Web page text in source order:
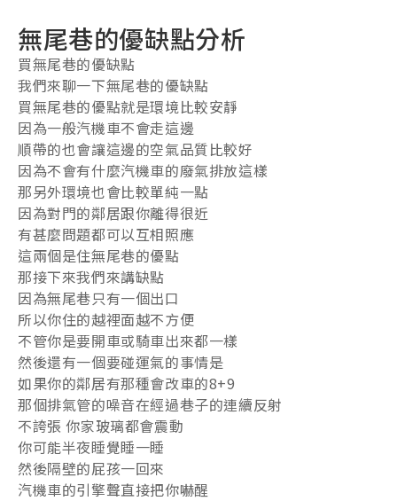
無尾巷的優缺點分析
買無尾巷的優缺點
我們來聊一下無尾巷的優缺點
買無尾巷的優點就是環境比較安靜
因為一般汽機車不會走這邊
順帶的也會讓這邊的空氣品質比較好
因為不會有什麼汽機車的廢氣排放這樣
那另外環境也會比較單純一點
因為對門的鄰居跟你離得很近
有甚麼問題都可以互相照應
這兩個是住無尾巷的優點
那接下來我們來講缺點
因為無尾巷只有一個出口
所以你住的越裡面越不方便
不管你是要開車或騎車出來都一樣
然後還有一個要碰運氣的事情是
如果你的鄰居有那種會改車的8+9
那個排氣管的噪音在經過巷子的連續反射
不誇張 你家玻璃都會震動
你可能半夜睡覺睡一睡
然後隔壁的屁孩一回來
汽機車的引擎聲直接把你嚇醒